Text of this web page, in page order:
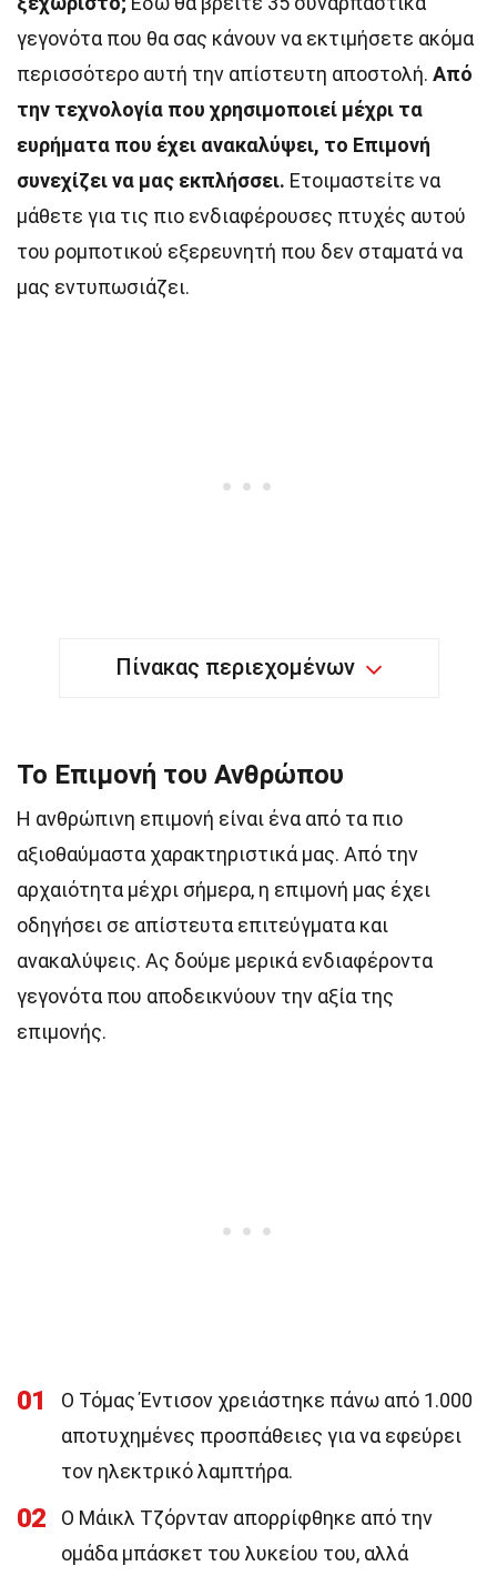
γεγονότα που θα σας κάνουν να εκτιμήσετε ακόμα
περισσότερο αυτή την απίστευτη αποστολή. Από
την τεχνολογία που χρησιμοποιεί μέχρι τα
ευρήματα που έχει ανακαλύψει, το Επιμονή
συνεχίζει να μας εκπλήσσει. Ετοιμαστείτε να
μάθετε για τις πιο ενδιαφέρουσες πτυχές αυτού
του ρομποτικού εξερευνητή που δεν σταματά να
μας εντυπωσιάζει.
Πίνακας περιεχομένων
Το Επιμονή του Ανθρώπου
Η ανθρώπινη επιμονή είναι ένα από τα πιο
αξιοθαύμαστα χαρακτηριστικά μας. Από την
αρχαιότητα μέχρι σήμερα, η επιμονή μας έχει
οδηγήσει σε απίστευτα επιτεύγματα και
ανακαλύψεις. Ας δούμε μερικά ενδιαφέροντα
γεγονότα που αποδεικνύουν την αξία της
επιμονής.
01
Ο Τόμας Έντισον χρειάστηκε πάνω από 1.000
αποτυχημένες προσπάθειες για να εφεύρει
τον ηλεκτρικό λαμπτήρα.
02
Ο Μάικλ Τζόρνταν απορρίφθηκε από την
ομάδα μπάσκετ του λυκείου του, αλλά